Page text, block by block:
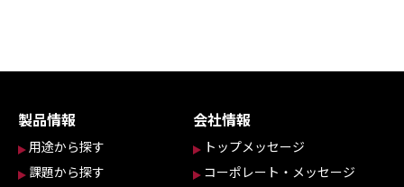
製品情報
用途から探す
課題から探す
会社情報
トップメッセージ
コーポレート・メッセージ